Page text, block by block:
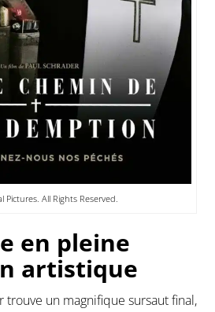
Pictures. All Rights Reserved.
en pleine
artistique
trouve un magnifique sursaut final,